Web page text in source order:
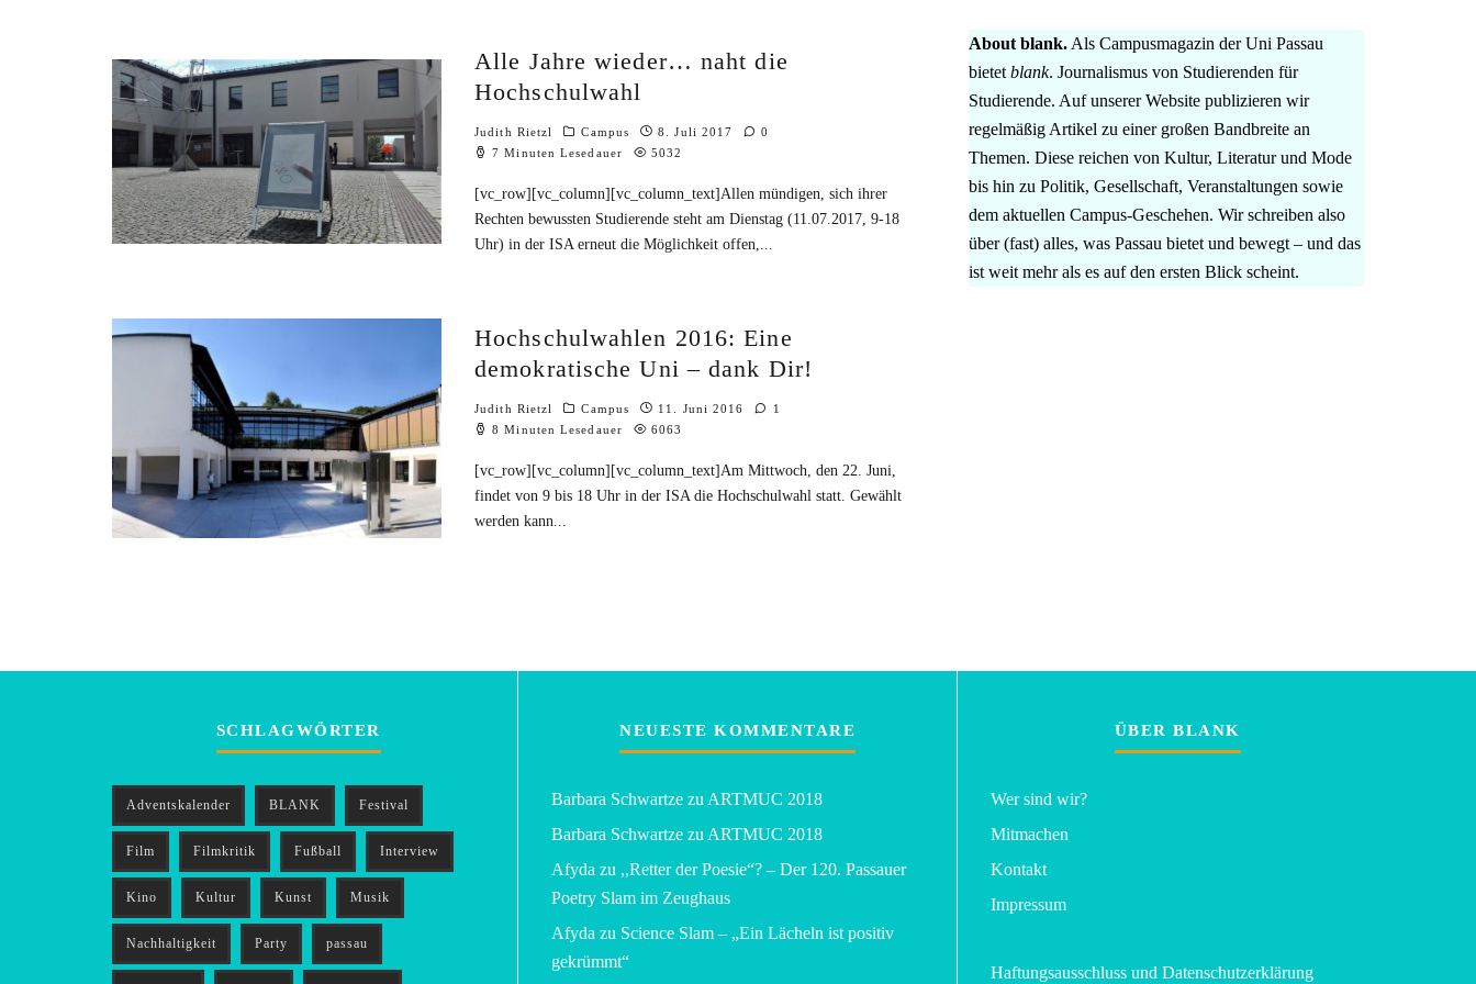
Alle Jahre wieder… naht die
Hochschulwahl
Judith Rietzl Campus 8. Juli 2017
0
7 Minuten Lesedauer
5032
[vc_row][vc_column][vc_column_text]Allen mündigen, sich ihrer
Rechten bewussten Studierende steht am Dienstag (11.07.2017, 9-18
Uhr) in der ISA erneut die Möglichkeit offen,...
Hochschulwahlen 2016: Eine
demokratische Uni – dank Dir!
Judith Rietzl Campus 11. Juni 2016
1
8 Minuten Lesedauer
6063
[vc_row][vc_column][vc_column_text]Am Mittwoch, den 22. Juni,
findet von 9 bis 18 Uhr in der ISA die Hochschulwahl statt. Gewählt
werden kann...
About blank. Als Campusmagazin der Uni Passau
bietet blank. Journalismus von Studierenden für
Studierende. Auf unserer Website publizieren wir
regelmäßig Artikel zu einer großen Bandbreite an
Themen. Diese reichen von Kultur, Literatur und Mode
bis hin zu Politik, Gesellschaft, Veranstaltungen sowie
dem aktuellen Campus-Geschehen. Wir schreiben also
über (fast) alles, was Passau bietet und bewegt – und das
ist weit mehr als es auf den ersten Blick scheint.
SCHLAGWÖRTER
Adventskalender BLANK Festival
Film Filmkritik Fußball Interview
Kino Kultur Kunst Musik
Nachhaltigkeit Party passau
NEUESTE KOMMENTARE
Barbara Schwartze zu ARTMUC 2018
Barbara Schwartze zu ARTMUC 2018
Afyda zu ,,Retter der Poesie“? – Der 120. Passauer
Poetry Slam im Zeughaus
Afyda zu Science Slam – „Ein Lächeln ist positiv
gekrümmt“
ÜBER BLANK
Wer sind wir?
Mitmachen
Kontakt
Impressum
Haftungsausschluss und Datenschutzerklärung